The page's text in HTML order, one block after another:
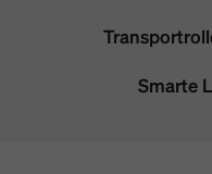
Smarte